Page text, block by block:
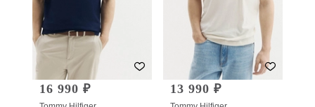
16 990 ₽ 13 990 ₽